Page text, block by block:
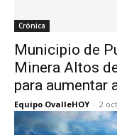
Crónica
Municipio de
Minera Altos
para aumentar
Equipo OvalleHOY - 2